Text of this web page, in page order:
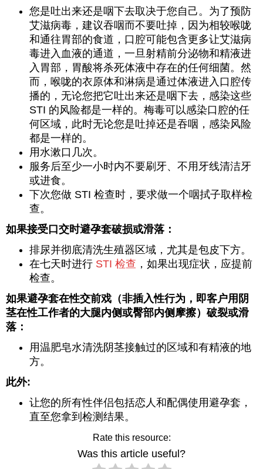
您是吐出来还是咽下去取决于您自己。为了预防
艾滋病毒，建议吞咽而不要吐掉，因为相较喉咙
和通往胃部的食道，口腔可能包含更多让艾滋病
毒进入血液的通道，一旦射精前分泌物和精液进
入胃部，胃酸将杀死体液中存在的任何细菌。然
而，喉咙的衣原体和淋病是通过体液进入口腔传
播的，无论您把它吐出来还是咽下去，感染这些
STI 的风险都是一样的。梅毒可以感染口腔的任
何区域，此时无论您是吐掉还是吞咽，感染风险
都是一样的。
用水漱口几次。
服务后至少一小时内不要刷牙、不用牙线清洁牙
或进食。
下次您做 STI 检查时，要求做一个咽拭子取样检
查。
如果接受口交时避孕套破损或滑落：
排尿并彻底清洗生殖器区域，尤其是包皮下方。
在七天时进行 STI 检查 ，如果出现症状，应提前
检查。
如果避孕套在性交前戏（非插入性行为，即客户用阴
茎在性工作者的大腿内侧或臀部内侧摩擦）破裂或滑
落：
用温肥皂水清洗阴茎接触过的区域和有精液的地
方。
此外:
让您的所有性伴侣包括恋人和配偶使用避孕套，
直至您拿到检测结果。
Rate this resource:
Was this article useful?